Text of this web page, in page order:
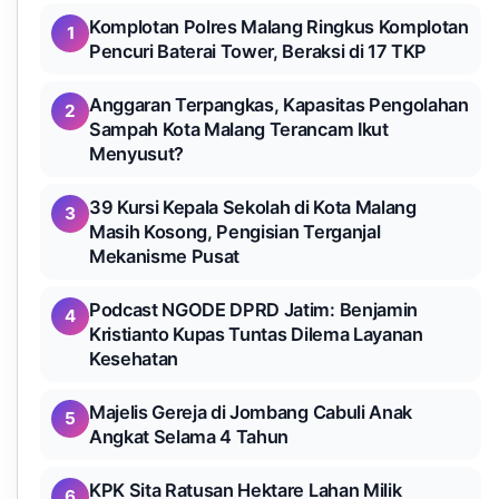
1
Komplotan Polres Malang Ringkus Komplotan
Pencuri Baterai Tower, Beraksi di 17 TKP
2
Anggaran Terpangkas, Kapasitas Pengolahan
Sampah Kota Malang Terancam Ikut
Menyusut?
3
39 Kursi Kepala Sekolah di Kota Malang
Masih Kosong, Pengisian Terganjal
Mekanisme Pusat
4
Podcast NGODE DPRD Jatim: Benjamin
Kristianto Kupas Tuntas Dilema Layanan
Kesehatan
5
Majelis Gereja di Jombang Cabuli Anak
Angkat Selama 4 Tahun
KPK Sita Ratusan Hektare Lahan Milik